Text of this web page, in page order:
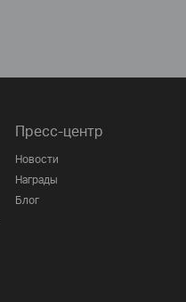
Пресс-центр
Новости
Награды
Блог